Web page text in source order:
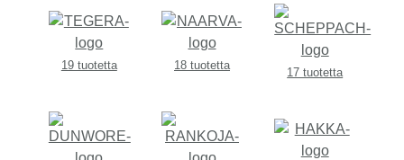
19 tuotetta 18 tuotetta
17 tuotetta